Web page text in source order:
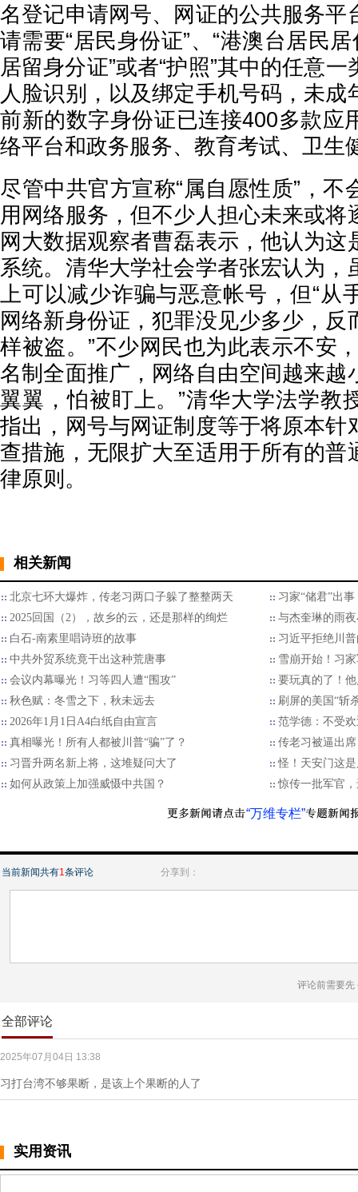
名登记申请网号、网证的公共服务平
请需要“居民身份证”、“港澳台居民
居留身分证”或者“护照”其中的任意
人脸识别，以及绑定手机号码，未成
前新的数字身份证已连接400多款应
络平台和政务服务、教育考试、卫生
尽管中共官方宣称“属自愿性质”，不
用网络服务，但不少人担心未来或将
网大数据观察者曹磊表示，他认为这
系统。清华大学社会学者张宏认为，
上可以减少诈骗与恶意帐号，但“从
网络新身份证，犯罪没见少多少，反
样被盗。”不少网民也为此表示不安
名制全面推广，网络自由空间越来越
翼翼，怕被盯上。”清华大学法学教
指出，网号与网证制度等于将原本针
查措施，无限扩大至适用于所有的普
律原则。
相关新闻
北京七环大爆炸，传老习两口子躲了整整两天
习家“储君”出
2025回国（2），故乡的云，还是那样的绚烂
与杰奎琳的雨
白石-南素里唱诗班的故事
习近平拒绝川普
中共外贸系统竟干出这种荒唐事
雪崩开始！习
会议内幕曝光！习等四人遭“围攻”
要玩真的了！
秋色赋：冬雪之下，秋未远去
刷屏的美国“斩
2026年1月1日A4白纸自由宣言
范学德：不受
真相曝光！所有人都被川普“骗”了？
传老习被逼出
习晋升两名新上将，这堆疑问大了
怪！天安门这
如何从政策上加强威慑中共国？
惊传一批军官
“万维专栏”
当前新闻共有1条评论 分享到：
评论前需要先
全部评论
2025年07月04日 13:38
习打台湾不够果断，是该上个果断的人了
实用资讯